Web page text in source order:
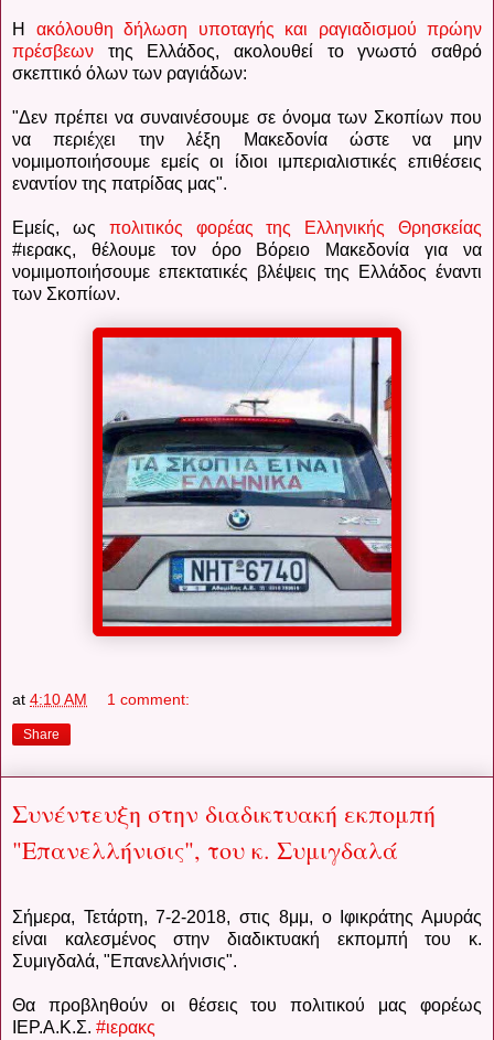
Η ακόλουθη δήλωση υποταγής και ραγιαδισμού πρώην
πρέσβεων της Ελλάδος, ακολουθεί το γνωστό σαθρό
σκεπτικό όλων των ραγιάδων:
"Δεν πρέπει να συναινέσουμε σε όνομα των Σκοπίων που
να περιέχει την λέξη Μακεδονία ώστε να μην
νομιμοποιήσουμε εμείς οι ίδιοι ιμπεριαλιστικές επιθέσεις
εναντίον της πατρίδας μας".
Εμείς, ως πολιτικός φορέας της Ελληνικής Θρησκείας
#ιερακς, θέλουμε τον όρο Βόρειο Μακεδονία για να
νομιμοποιήσουμε επεκτατικές βλέψεις της Ελλάδος έναντι
των Σκοπίων.
at 4:10 AM 1 comment:
Share
Συνέντευξη στην διαδικτυακή εκπομπή
"Επανελλήνισις", του κ. Συμιγδαλά
Σήμερα, Τετάρτη, 7-2-2018, στις 8μμ, ο Ιφικράτης Αμυράς
είναι καλεσμένος στην διαδικτυακή εκπομπή του κ.
Συμιγδαλά, "Επανελλήνισις".
Θα προβληθούν οι θέσεις του πολιτικού μας φορέως
ΙΕΡ.Α.Κ.Σ. #ιερακς